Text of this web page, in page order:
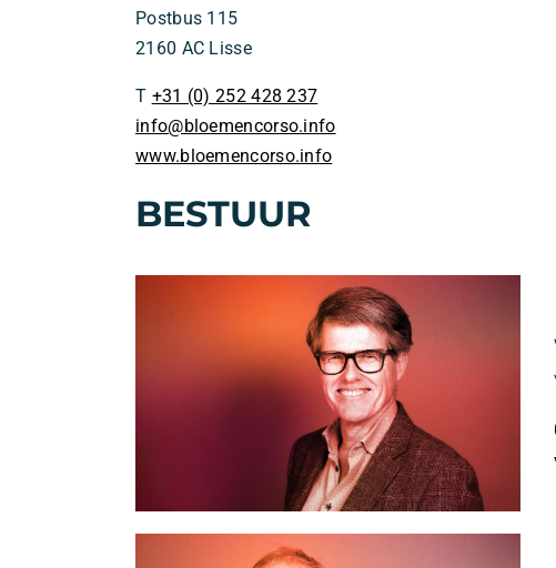
Postbus 115
2160 AC Lisse
T +31 (0) 252 428 237
info@bloemencorso.info
www.bloemencorso.info
BESTUUR